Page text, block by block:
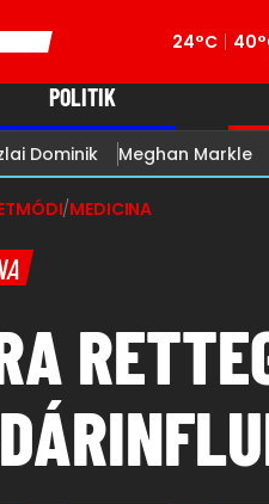
24°C
POLITIK
Dominik Meghan Markle
/MEDICINA